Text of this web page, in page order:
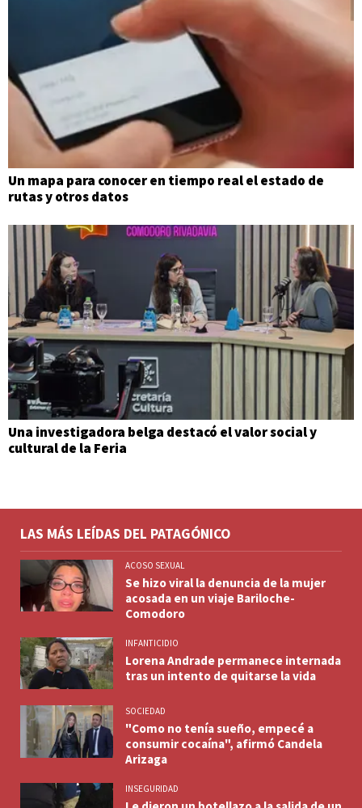
Un mapa para conocer en tiempo real el estado de
rutas y otros datos
Una investigadora belga destacó el valor social y
cultural de la Feria
LAS MÁS LEÍDAS DEL PATAGÓNICO
ACOSO SEXUAL
Se hizo viral la denuncia de la mujer
acosada en un viaje Bariloche-
Comodoro
INFANTICIDIO
Lorena Andrade permanece internada
tras un intento de quitarse la vida
SOCIEDAD
"Como no tenía sueño, empecé a
consumir cocaína", afirmó Candela
Arizaga
INSEGURIDAD